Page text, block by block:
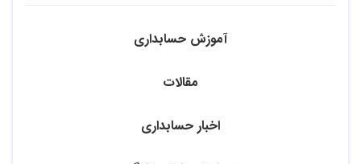
آموزش حسابداری
مقالات
اخبار حسابداری